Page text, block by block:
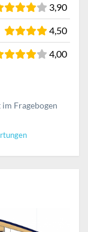
3,90
4,50
4,00
Fragebogen